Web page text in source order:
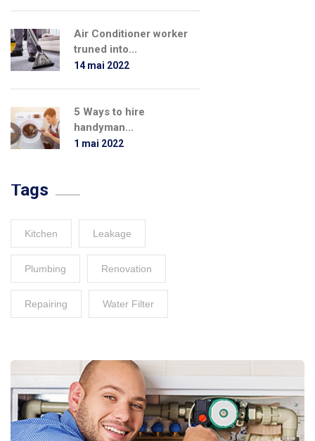
Air Conditioner worker
truned into...
14 mai 2022
5 Ways to hire
handyman...
1 mai 2022
Tags
Kitchen Leakage
Plumbing Renovation
Repairing Water Filter